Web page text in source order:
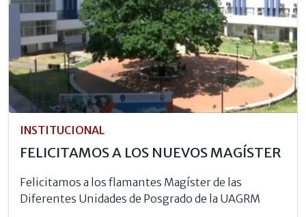
INSTITUCIONAL
FELICITAMOS A LOS NUEVOS MAGÍSTER
Felicitamos a los flamantes Magíster de las
Diferentes Unidades de Posgrado de la UAGRM